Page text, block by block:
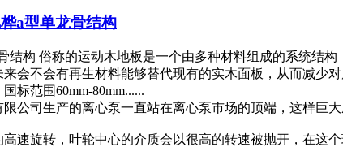
a型单龙骨结构
结构 俗称的运动木地板是一个由多种材料组成的系统结
会不会有再生材料能够替代现有的实木面板，从而减少
标范围60mm-80mm......
公司生产的离心泵一直站在离心泵市场的顶端，这样巨
速旋转，叶轮中心的介质会以很高的转速被抛开，在这